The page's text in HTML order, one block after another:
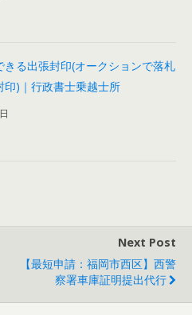
きる出張封印(オークションで落札
印)｜行政書士乗越士所
Next Post
【最短申請：福岡市西区】西警
察署車庫証明提出代行